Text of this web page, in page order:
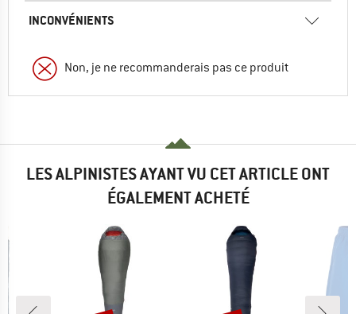
INCONVÉNIENTS
Non, je ne recommanderais pas ce produit
LES ALPINISTES AYANT VU CET ARTICLE ONT
ÉGALEMENT ACHETÉ